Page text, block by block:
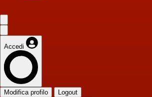
Accedi
Modifica profilo Logout